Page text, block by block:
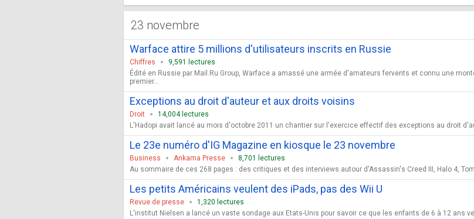
23 novembre
Warface attire 5 millions d'utilisateurs inscrits en Russie
Chiffres
9,591 lectures
Édité en Russie par Mail.Ru Group, Warface a amassé une armée d'amateurs fervents et connu une
premier...
Exceptions au droit d'auteur et aux droits voisins
Droit
14,004 lectures
L'Hadopi avait lancé au mois d'octobre 2011 un chantier sur l'exercice effectif des exceptions au droit
Le 23e numéro d'IG Magazine en kiosque le 23 novembre
Business Ankama Presse
8,701 lectures
Au sommaire de ces 268 pages : des critiques et des interviews autour d'Assassin's Creed III, Halo 4,
Les petits Américains veulent des iPads, pas des Wii U
Revue de presse
1,320 lectures
L'institut Nielsen a lancé un vaste sondage aux Etats-Unis pour savoir ce que les enfants de 6 à 12